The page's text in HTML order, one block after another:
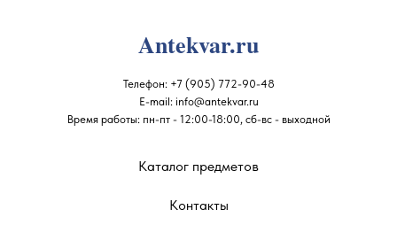
Телефон: +7 (905) 772-90-48
E-mail: info@antekvar.ru
Время работы: пн-пт - 12:00-18:00, сб-вс - выходной
Antekvar.ru
Каталог предметов
Контакты